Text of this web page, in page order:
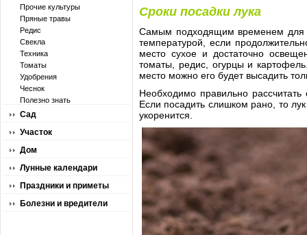
Прочие культуры
Пряные травы
Редис
Свекла
Техника
Томаты
Удобрения
Чеснок
Полезно знать
Сад
Участок
Дом
Лунные календари
Праздники и приметы
Болезни и вредители
Сроки посадки лука
Самым подходящим временем для
температурой, если
место сухое и достаточно
томаты, редис, огурцы и
место можно его будет высадить
Необходимо правильно
Если посадить слишком рано, то
укоренится.